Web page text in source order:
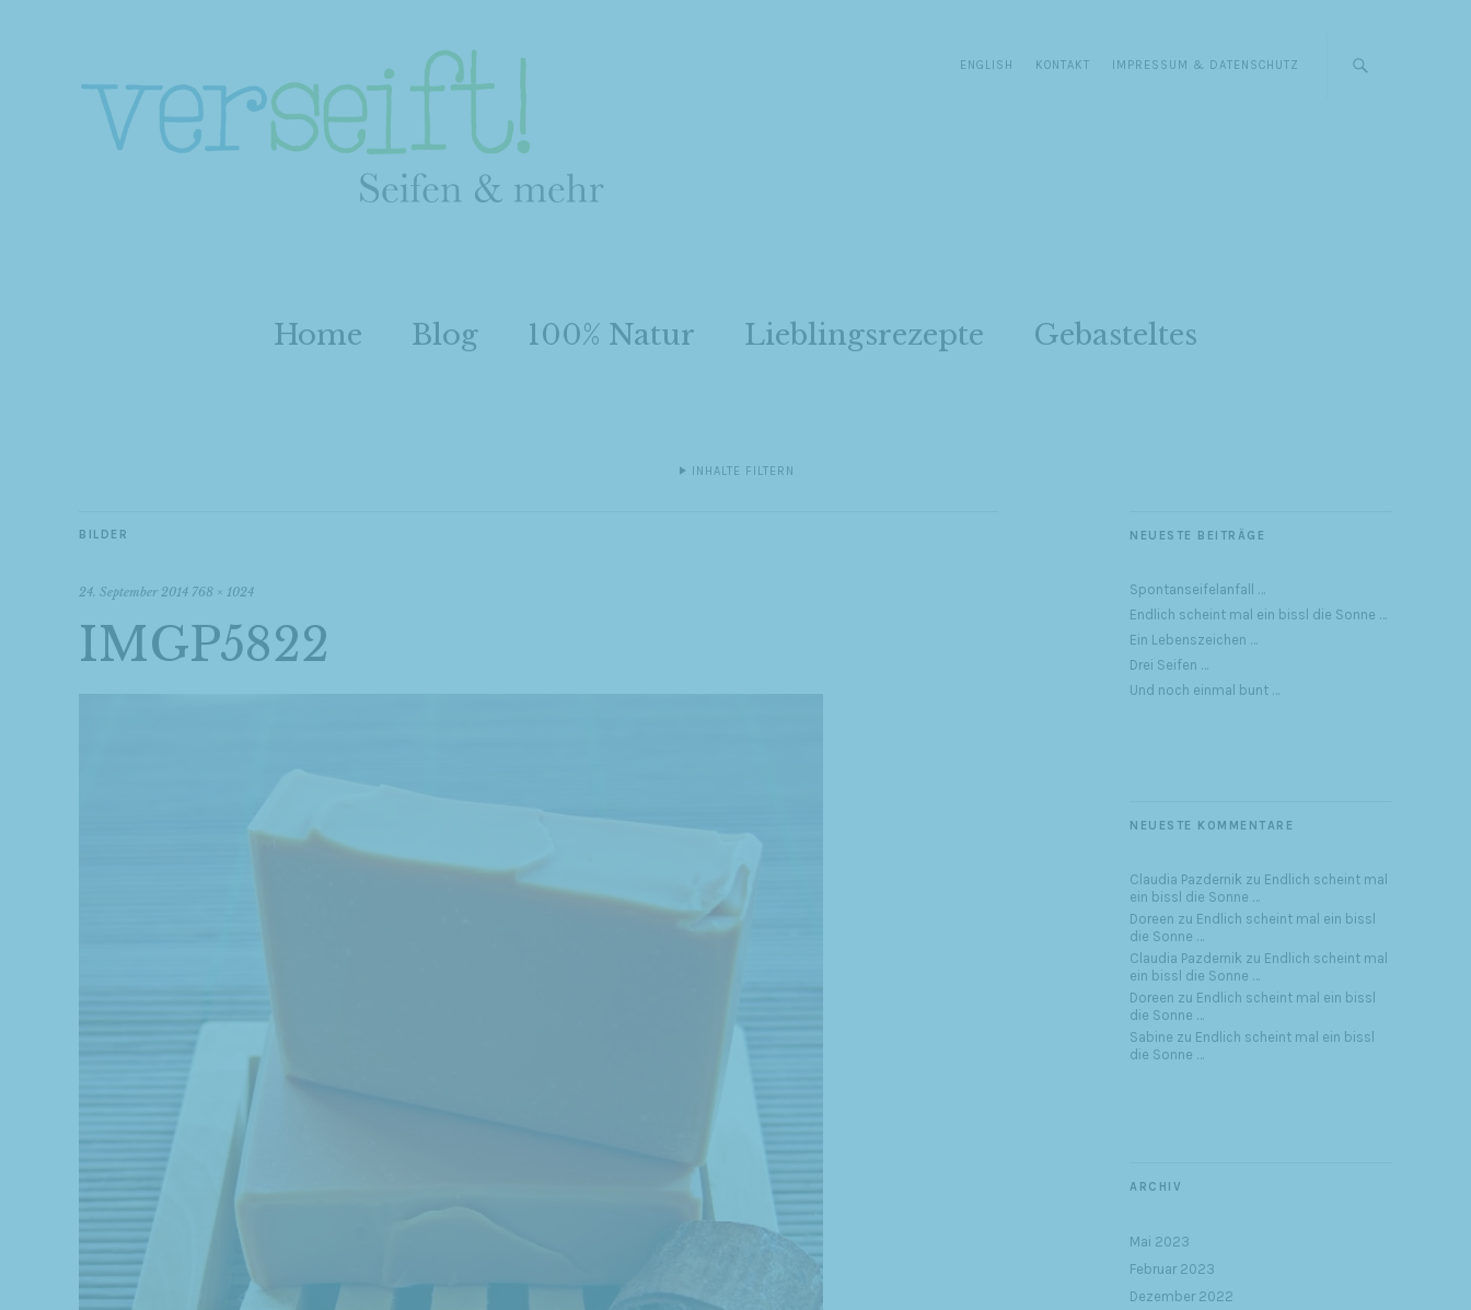
ENGLISH KONTAKT IMPRESSUM & DATENSCHUTZ
Home Blog 100% Natur Lieblingsrezepte Gebasteltes
INHALTE FILTERN
BILDER
24. September 2014 768 × 1024
IMGP5822
NEUESTE BEITRÄGE
Spontanseifelanfall …
Endlich scheint mal ein bissl die Sonne …
Ein Lebenszeichen …
Drei Seifen …
Und noch einmal bunt …
NEUESTE KOMMENTARE
Claudia Pazdernik zu Endlich scheint mal
ein bissl die Sonne …
Doreen zu Endlich scheint mal ein bissl
die Sonne …
Claudia Pazdernik zu Endlich scheint mal
ein bissl die Sonne …
Doreen zu Endlich scheint mal ein bissl
die Sonne …
Sabine zu Endlich scheint mal ein bissl
die Sonne …
ARCHIV
Mai 2023
Februar 2023
Dezember 2022